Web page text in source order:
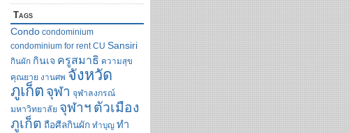
Tags
Condo condominium
condominium for rent CU Sansiri
กินผัก กินเจ ครูสมาธิ ความสุข
คุณยาย งานศพ จังหวัด
ภูเก็ต จุฬา จุฬาลงกรณ์
มหาวิทยาลัย จุฬาฯ ตัวเมือง
ภูเก็ต ถือศีลกินผัก ทำบุญ ทำ